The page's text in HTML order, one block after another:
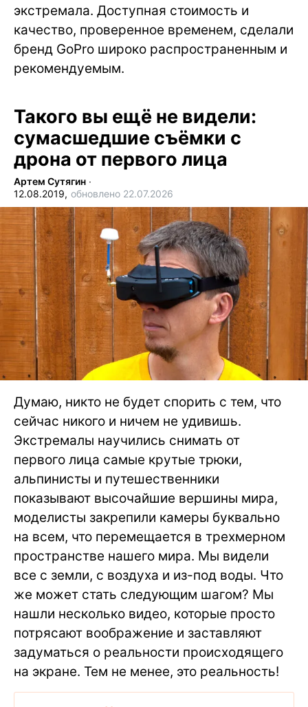
экстремала. Доступная стоимость и
качество, проверенное временем, сделали
бренд GoPro широко распространенным и
рекомендуемым.
Такого вы ещё не видели:
сумасшедшие съёмки с
дрона от первого лица
Артем Сутягин ∙
12.08.2019, обновлено 22.07.2026
Думаю, никто не будет спорить с тем, что
сейчас никого и ничем не удивишь.
Экстремалы научились снимать от
первого лица самые крутые трюки,
альпинисты и путешественники
показывают высочайшие вершины мира,
моделисты закрепили камеры буквально
на всем, что перемещается в трехмерном
пространстве нашего мира. Мы видели
все с земли, с воздуха и из-под воды. Что
же может стать следующим шагом? Мы
нашли несколько видео, которые просто
потрясают воображение и заставляют
задуматься о реальности происходящего
на экране. Тем не менее, это реальность!